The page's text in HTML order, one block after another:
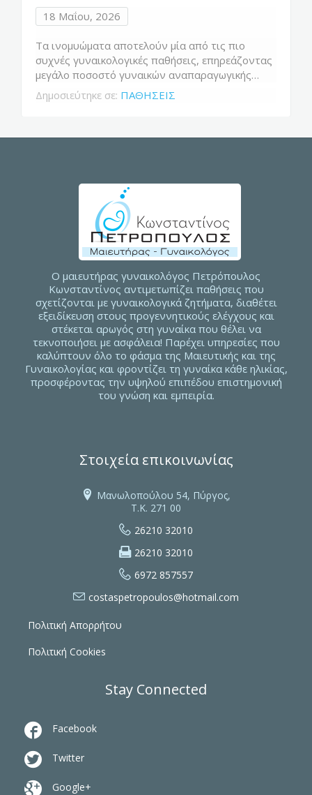
18 Μαΐου, 2026
Τα ινομυώματα αποτελούν μία από τις πιο
συχνές γυναικολογικές παθήσεις, επηρεάζοντας
μεγάλο ποσοστό γυναικών αναπαραγωγικής…
Δημοσιεύτηκε σε: ΠΑΘΗΣΕΙΣ
Ο μαιευτήρας γυναικολόγος Πετρόπουλος
Κωνσταντίνος αντιμετωπίζει παθήσεις που
σχετίζονται με γυναικολογικά ζητήματα, διαθέτει
εξειδίκευση στους προγεννητικούς ελέγχους και
στέκεται αρωγός στη γυναίκα που θέλει να
τεκνοποιήσει με ασφάλεια! Παρέχει υπηρεσίες που
καλύπτουν όλο το φάσμα της Μαιευτικής και της
Γυναικολογίας και φροντίζει τη γυναίκα κάθε ηλικίας,
προσφέροντας την υψηλού επιπέδου επιστημονική
του γνώση και εμπειρία.
Στοιχεία επικοινωνίας
 Μανωλοπούλου 54, Πύργος,
Τ.Κ. 271 00
 26210 32010
 26210 32010
 6972 857557
 costaspetropoulos@hotmail.com
Πολιτική Απορρήτου
Πολιτική Cookies
Stay Connected
 Facebook
 Twitter
 Google+